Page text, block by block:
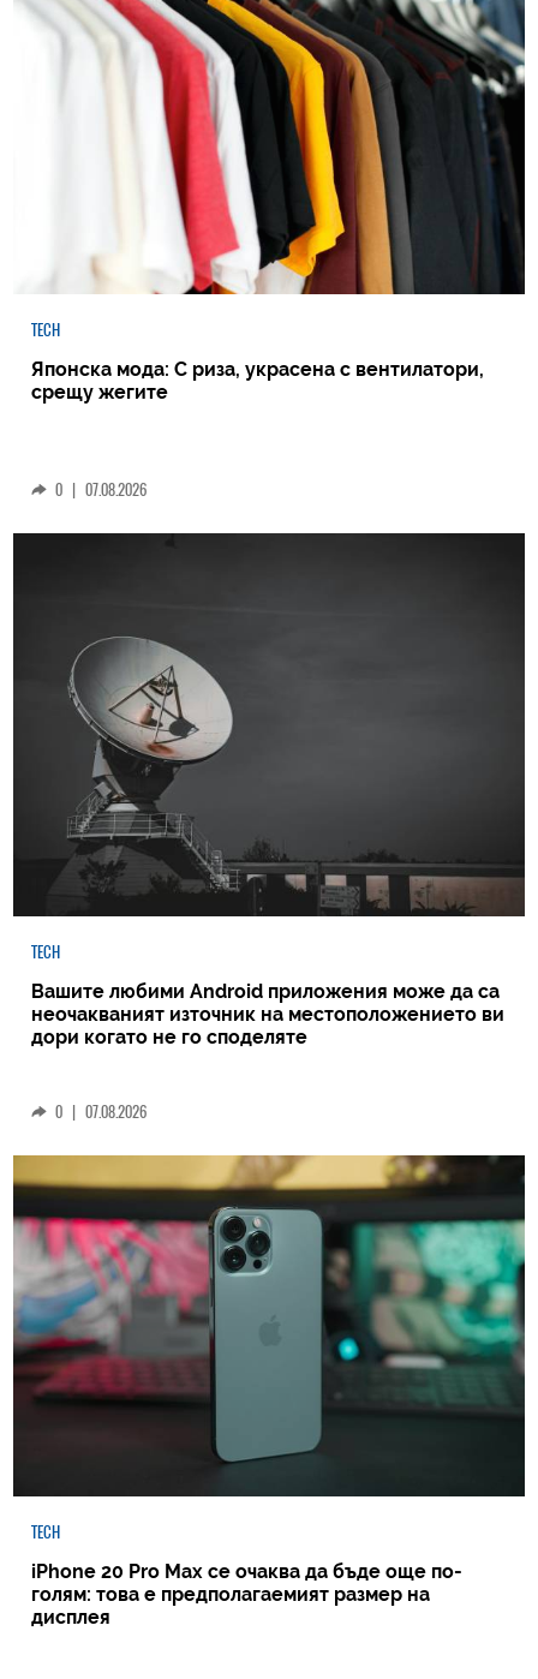
TECH
Японска мода: С риза, украсена с вентилатори,
срещу жегите
0 | 07.08.2026
TECH
Вашите любими Android приложения може да са
неочакваният източник на местоположението ви
дори когато не го споделяте
0 | 07.08.2026
TECH
iPhone 20 Pro Max се очаква да бъде още по-
голям: това е предполагаемият размер на
дисплея